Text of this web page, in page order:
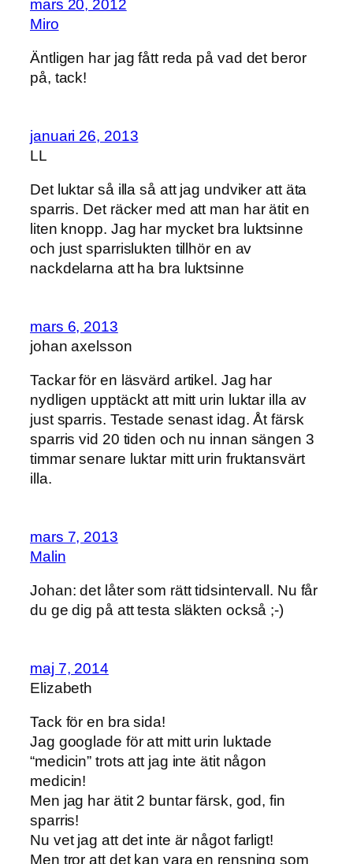
mars 20, 2012
Miro
Äntligen har jag fått reda på vad det beror
på, tack!
januari 26, 2013
LL
Det luktar så illa så att jag undviker att äta
sparris. Det räcker med att man har ätit en
liten knopp. Jag har mycket bra luktsinne
och just sparrislukten tillhör en av
nackdelarna att ha bra luktsinne
mars 6, 2013
johan axelsson
Tackar för en läsvärd artikel. Jag har
nydligen upptäckt att mitt urin luktar illa av
just sparris. Testade senast idag. Åt färsk
sparris vid 20 tiden och nu innan sängen 3
timmar senare luktar mitt urin fruktansvärt
illa.
mars 7, 2013
Malin
Johan: det låter som rätt tidsintervall. Nu får
du ge dig på att testa släkten också ;-)
maj 7, 2014
Elizabeth
Tack för en bra sida!
Jag googlade för att mitt urin luktade
“medicin” trots att jag inte ätit någon
medicin!
Men jag har ätit 2 buntar färsk, god, fin
sparris!
Nu vet jag att det inte är något farligt!
Men tror att det kan vara en rensning som